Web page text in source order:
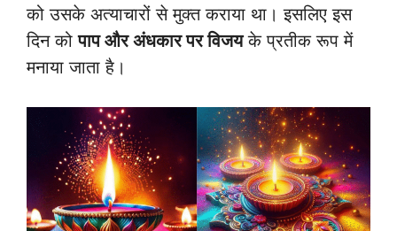
को उसके अत्याचारों से मुक्त कराया था। इसलिए इस
दिन कोपाप और अंधकार पर विजयके प्रतीक रूप में
मनाया जाता है।